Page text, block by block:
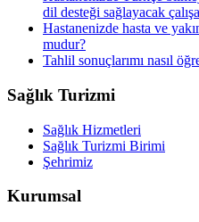
dil desteği sağlayacak
Hastanenizde hasta ve
mudur?
Tahlil sonuçlarımı nasıl
Sağlık Turizmi
Sağlık Hizmetleri
Sağlık Turizmi Birimi
Şehrimiz
Kurumsal